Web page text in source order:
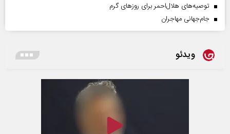
توصیه‌های هلال‌احمر برای روز‌های گرم
جام‌جهانی مهاجران
ویدئو